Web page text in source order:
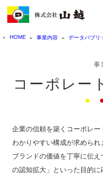
企業概要・沿革
企業理念・ヴィジョン
新着情報
お問い合わせ
HOME 事業内容 データパブリ
事
コーポレー
企業の信頼を築くコーポレ
わかりやすい構成が求められ
ブランドの価値を丁寧に伝
の認知拡大」といった目的